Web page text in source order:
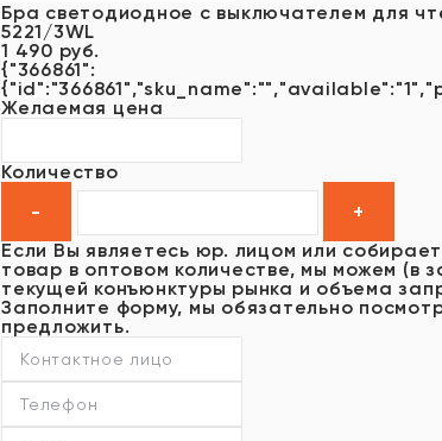
Бра светодиодное с выключателем для
5221/3WL
1 490 руб.
{"366861":
Желаемая цена
Количество
Если Вы являетесь юр. лицом или
товар в оптовом количестве, мы можем (в
текущей конъюнктуры рынка и объема
Заполните форму, мы обязательно
предложить.